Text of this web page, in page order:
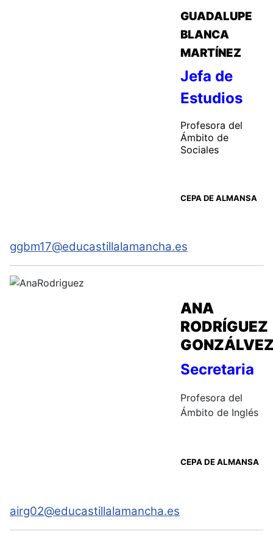
GUADALUPE
BLANCA
MARTÍNEZ
Jefa de
Estudios
Profesora del
Ámbito de
Sociales
CEPA DE ALMANSA
ggbm17@educastillalamancha.es
ANA
RODRÍGUEZ
Secretaria
Profesora del
Ámbito de Inglés
CEPA DE ALMANSA
airg02@educastillalamancha.es